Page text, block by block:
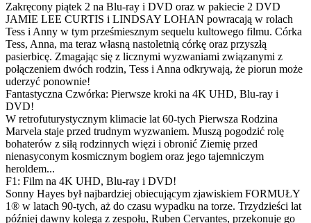
Zakręcony piątek 2 na Blu-ray i DVD oraz w pakiecie 2 DVD
JAMIE LEE CURTIS i LINDSAY LOHAN powracają w rolach
Tess i Anny w tym prześmiesznym sequelu kultowego filmu. Córka
Tess, Anna, ma teraz własną nastoletnią córkę oraz przyszłą
pasierbicę. Zmagając się z licznymi wyzwaniami związanymi z
połączeniem dwóch rodzin, Tess i Anna odkrywają, że piorun może
uderzyć ponownie!
Fantastyczna Czwórka: Pierwsze kroki na 4K UHD, Blu-ray i
DVD!
W retrofuturystycznym klimacie lat 60-tych Pierwsza Rodzina
Marvela staje przed trudnym wyzwaniem. Muszą pogodzić rolę
bohaterów z siłą rodzinnych więzi i obronić Ziemię przed
nienasyconym kosmicznym bogiem oraz jego tajemniczym
heroldem...
F1: Film na 4K UHD, Blu-ray i DVD!
Sonny Hayes był najbardziej obiecującym zjawiskiem FORMUŁY
1® w latach 90-tych, aż do czasu wypadku na torze. Trzydzieści lat
później dawny kolega z zespołu, Ruben Cervantes, przekonuje go